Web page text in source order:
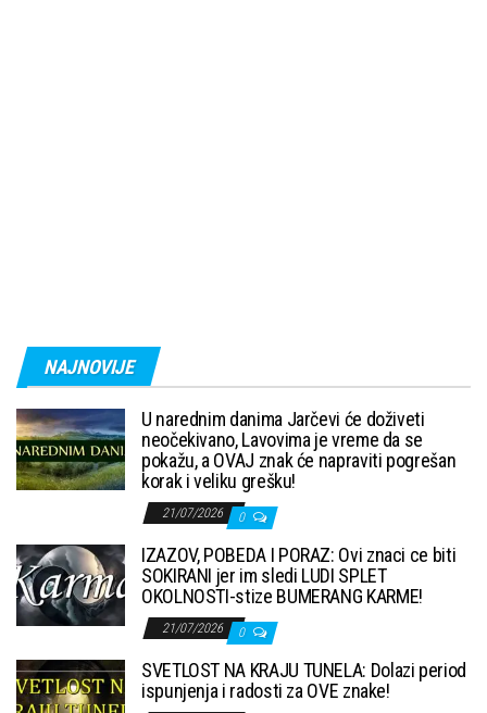
NAJNOVIJE
U narednim danima Jarčevi će doživeti
neočekivano, Lavovima je vreme da se
pokažu, a OVAJ znak će napraviti pogrešan
korak i veliku grešku!
21/07/2026 0
IZAZOV, POBEDA I PORAZ: Ovi znaci ce biti
SOKIRANI jer im sledi LUDI SPLET
OKOLNOSTI-stize BUMERANG KARME!
21/07/2026 0
SVETLOST NA KRAJU TUNELA: Dolazi period
ispunjenja i radosti za OVE znake!